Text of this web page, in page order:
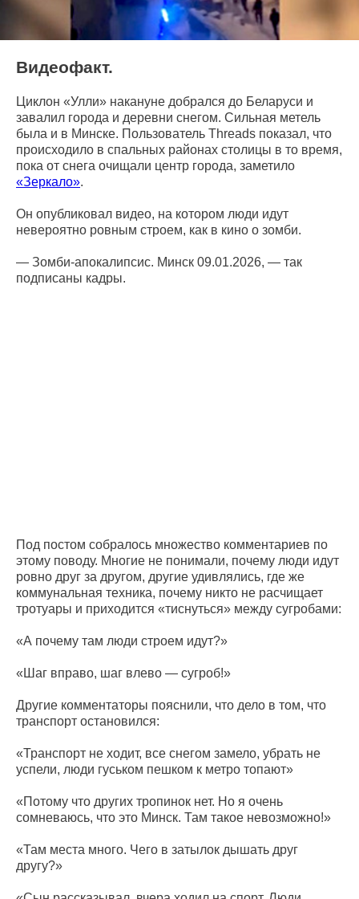
Видеофакт.
Циклон «Улли» накануне добрался до Беларуси и
завалил города и деревни снегом. Сильная метель
была и в Минске. Пользователь Threads показал, что
происходило в спальных районах столицы в то время,
пока от снега очищали центр города, заметило
«Зеркало».
Он опубликовал видео, на котором люди идут
невероятно ровным строем, как в кино о зомби.
— Зомби-апокалипсис. Минск 09.01.2026, — так
подписаны кадры.
Под постом собралось множество комментариев по
этому поводу. Многие не понимали, почему люди идут
ровно друг за другом, другие удивлялись, где же
коммунальная техника, почему никто не расчищает
тротуары и приходится «тиснуться» между сугробами:
«А почему там люди строем идут?»
«Шаг вправо, шаг влево — сугроб!»
Другие комментаторы пояснили, что дело в том, что
транспорт остановился:
«Транспорт не ходит, все снегом замело, убрать не
успели, люди гуськом пешком к метро топают»
«Потому что других тропинок нет. Но я очень
сомневаюсь, что это Минск. Там такое невозможно!»
«Там места много. Чего в затылок дышать друг
другу?»